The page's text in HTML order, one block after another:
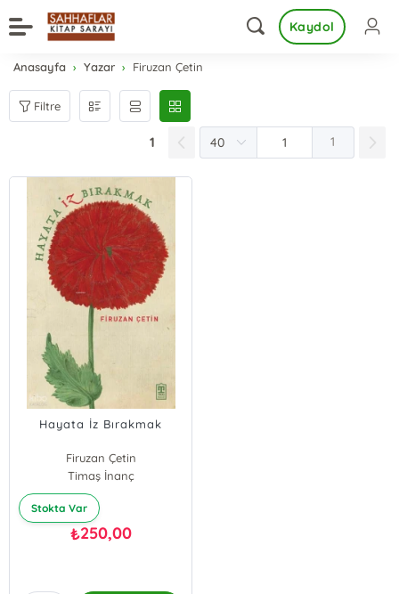
Kaydol
Anasayfa Yazar Firuzan Çetin
Filtre
1 1
Hayata İz Bırakmak
Firuzan Çetin
Timaş İnanç
Stokta Var
₺250,00